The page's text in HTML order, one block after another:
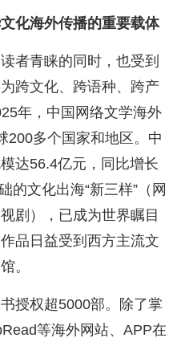
化海外传播的重要载体
者青睐的同时，也受到
跨文化、跨语种、跨产
年，中国网络文学海外
200多个国家和地区。中
达56.4亿元，同比增长
的文化出海“新三样”（网
剧），已成为世界瞩目
品日益受到西方主流文
。
授权超5000部。除了掌
等海外网站、APP在